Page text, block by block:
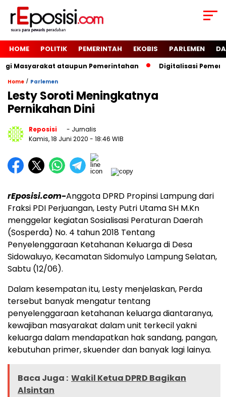
HOME POLITIK PEMERINTAH EKOBIS PARLEMEN
Masyarakat ataupun Pemerintahan Digitalisasi
Home / Parlemen
Lesty Soroti Meningkatnya
Pernikahan Dini
Reposisi
- Jurnalis
Kamis, 18 Juni 2020 - 18:46 WIB
rEposisi.com-Anggota DPRD Propinsi Lampung dari
Fraksi PDI Perjuangan, Lesty Putri Utama SH M.Kn
menggelar kegiatan Sosialisasi Peraturan Daerah
(Sosperda) No. 4 tahun 2018 Tentang
Penyelenggaraan Ketahanan Keluarga di Desa
Sidowaluyo, Kecamatan Sidomulyo Lampung Selatan,
Sabtu (12/06).
Dalam kesempatan itu, Lesty menjelaskan, Perda
tersebut banyak mengatur tentang
penyelenggaraan ketahanan keluarga diantaranya,
kewajiban masyarakat dalam unit terkecil yakni
keluarga dalam mendapatkan hak sandang, pangan,
kebutuhan primer, skuender dan banyak lagi lainya.
Baca Juga : Wakil Ketua DPRD Bagikan
Alsintan